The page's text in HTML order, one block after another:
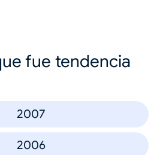
fue tendencia
2007
2006